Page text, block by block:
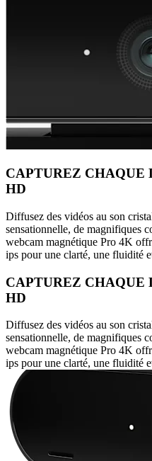
CAPTUREZ CHAQUE
HD
Diffusez des vidéos au son
sensationnelle, de magnifiques
webcam magnétique Pro 4K
ips pour une clarté, une fluidité
CAPTUREZ CHAQUE
HD
Diffusez des vidéos au son
sensationnelle, de magnifiques
webcam magnétique Pro 4K
ips pour une clarté, une fluidité